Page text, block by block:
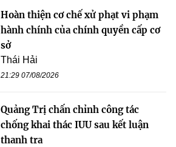
Hoàn thiện cơ chế xử phạt vi phạm
hành chính của chính quyền cấp cơ
sở
Thái Hải
21:29 07/08/2026
Quảng Trị chấn chỉnh công tác
chống khai thác IUU sau kết luận
thanh tra